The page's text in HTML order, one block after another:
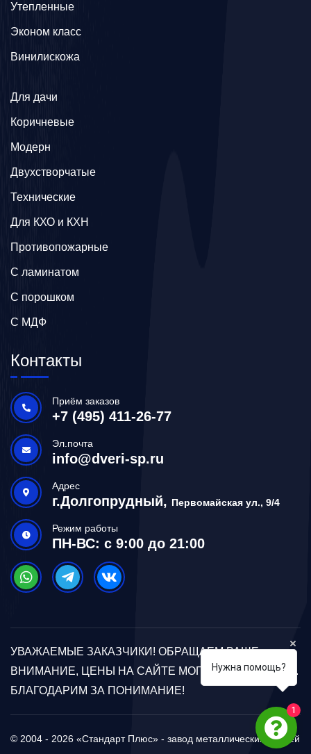
Утепленные
Эконом класс
Винилискожа
Для дачи
Коричневые
Модерн
Двухстворчатые
Технические
Для КХО и КХН
Противопожарные
С ламинатом
С порошком
С МДФ
Контакты
Приём заказов
+7 (495) 411-26-77
Эл.почта
info@dveri-sp.ru
Адрес
г.Долгопрудный, Первомайская ул., 9/4
Режим работы
ПН-ВС: с 9:00 до 21:00
УВАЖАЕМЫЕ ЗАКАЗЧИКИ! ОБРАЩАЕМ ВАШЕ
ВНИМАНИЕ, ЦЕНЫ НА САЙТЕ МОГУТ ОТЛИЧАТЬСЯ.
БЛАГОДАРИМ ЗА ПОНИМАНИЕ!
© 2004 - 2026 «Стандарт Плюс» - завод металлических дверей
Нужна помощь?
1